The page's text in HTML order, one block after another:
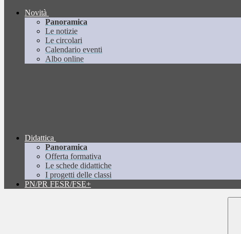
Novità
Panoramica
Le notizie
Le circolari
Calendario eventi
Albo online
Didattica
Panoramica
Offerta formativa
Le schede didattiche
I progetti delle classi
PN/PR FESR/FSE+